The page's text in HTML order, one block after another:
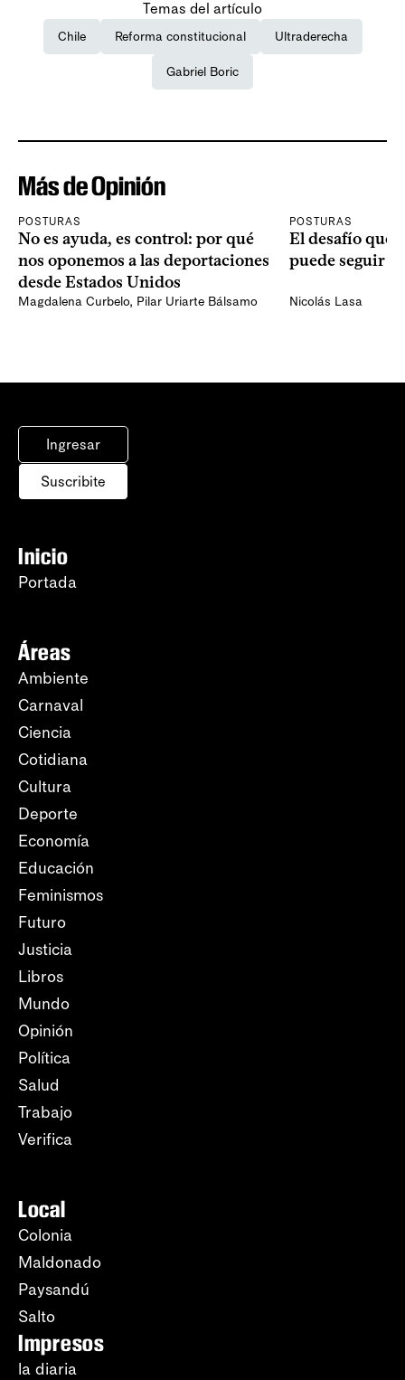
Temas del artículo
Chile Reforma constitucional Ultraderecha
Gabriel Boric
Más de Opinión
POSTURAS
No es ayuda, es control: por qué
nos oponemos a las deportaciones
desde Estados Unidos
Magdalena Curbelo, Pilar Uriarte Bálsamo
POSTURAS
El desafío que
puede seguir
Nicolás Lasa
Ingresar
Suscribite
Inicio
Portada
Áreas
Ambiente
Carnaval
Ciencia
Cotidiana
Cultura
Deporte
Economía
Educación
Feminismos
Futuro
Justicia
Libros
Mundo
Opinión
Política
Salud
Trabajo
Verifica
Local
Colonia
Maldonado
Paysandú
Salto
Impresos
la diaria